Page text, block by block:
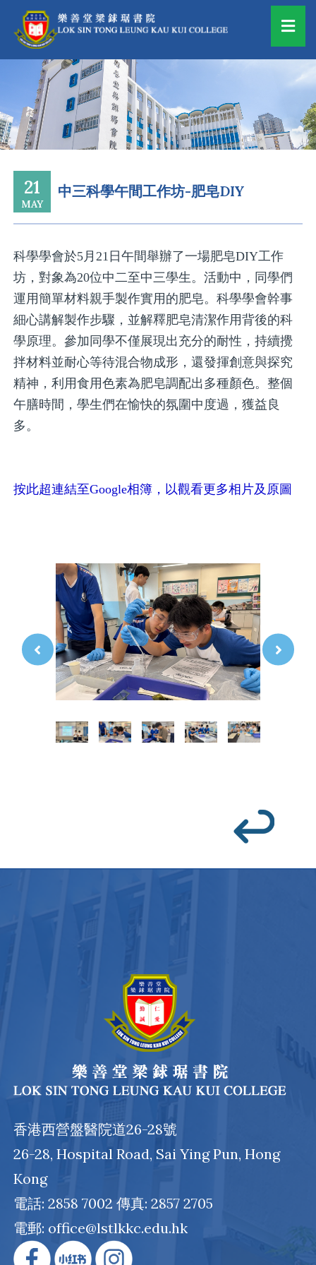
21
MAY
中三科學午間工作坊-肥皂DIY
科學學會於5月21日午間舉辦了一場肥皂DIY工作
坊，對象為20位中二至中三學生。活動中，同學們
運用簡單材料親手製作實用的肥皂。科學學會幹事
細心講解製作步驟，並解釋肥皂清潔作用背後的科
學原理。參加同學不僅展現出充分的耐性，持續攪
拌材料並耐心等待混合物成形，還發揮創意與探究
精神，利用食用色素為肥皂調配出多種顏色。整個
午膳時間，學生們在愉快的氛圍中度過，獲益良
多。
按此超連結至Google相簿，以觀看更多相片及原圖
香港西營盤醫院道26-28號
26-28, Hospital Road, Sai Ying Pun, Hong
Kong
電話: 2858 7002 傳真: 2857 2705
電郵: office@lstlkkc.edu.hk